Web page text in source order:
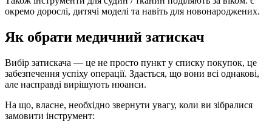
окремо дорослі, дитячі моделі та навіть для новонароджених.
Як обрати медичний затискач
Вибір затискача — це не просто пункт у списку покупок, це
забезпечення успіху операції. Здається, що вони всі однакові,
але насправді вирішують нюанси.
На що, власне, необхідно звернути увагу, коли ви зібралися
замовити інструмент: